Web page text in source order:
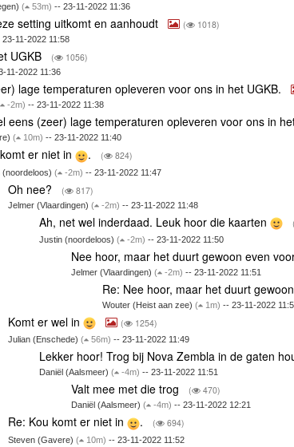
( 53m) -- 23-11-2022 11:36
setting uitkomt en aanhoudt ( 1018)
11-2022 11:58
UGKB ( 1056)
11-2022 11:36
lage temperaturen opleveren voor ons in het UGKB.
-2m) -- 23-11-2022 11:38
eens (zeer) lage temperaturen opleveren voor ons in
( 10m) -- 23-11-2022 11:40
er niet in . ( 824)
(noordeloos) ( -2m) -- 23-11-2022 11:47
Oh nee? ( 817)
Jelmer (Vlaardingen) ( -2m) -- 23-11-2022 11:48
Ah, net wel inderdaad. Leuk hoor die kaarten
Justin (noordeloos)( -2m) -- 23-11-2022 11:50
Nee hoor, maar het duurt gewoon even
Jelmer (Vlaardingen) ( -2m) -- 23-11-2022 11:51
Re: Nee hoor, maar het duurt
Wouter (Heist aan zee)( 1m) -- 23-11-2022
Komt er wel in ( 1254)
Julian (Enschede) ( 56m) -- 23-11-2022 11:49
Lekker hoor! Trog bij Nova Zembla in de gaten
Daniël (Aalsmeer)( -4m) -- 23-11-2022 11:51
Valt mee met die trog ( 470)
Daniël (Aalsmeer) ( -4m) -- 23-11-2022 12:21
Re: Kou komt er niet in . ( 694)
Steven (Gavere) ( 10m) -- 23-11-2022 11:52